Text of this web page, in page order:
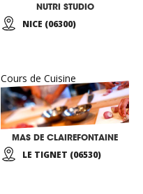
NUTRI STUDIO
NICE (06300)
Cours de Cuisine
MAS DE CLAIREFONTAINE
LE TIGNET (06530)